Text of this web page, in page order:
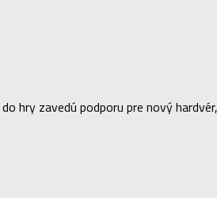
hry zavedú podporu pre nový